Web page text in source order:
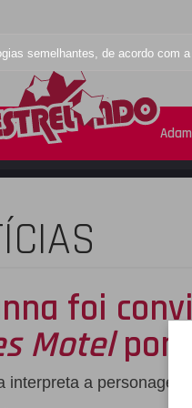
semelhantes, de acordo com
foi
Motelpor
interpreta a personagem